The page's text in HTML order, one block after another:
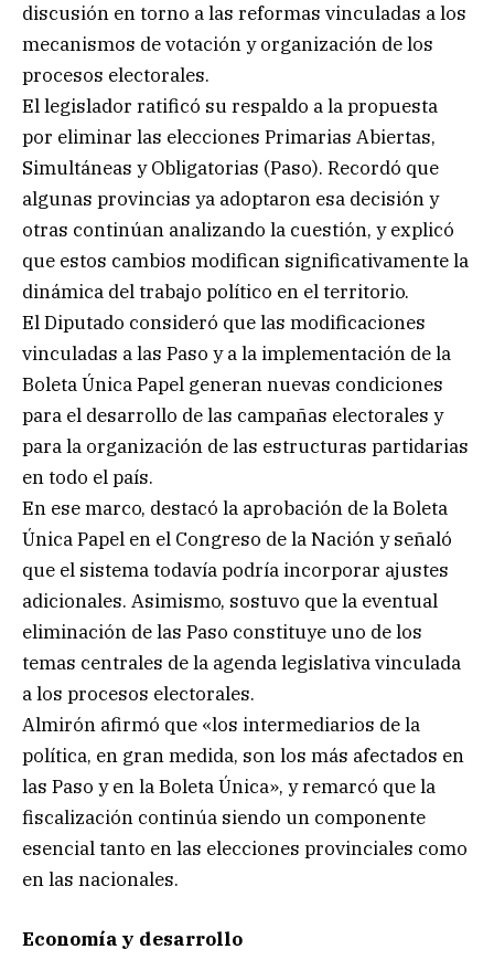
discusión en torno a las reformas vinculadas a los
mecanismos de votación y organización de los
procesos electorales.
El legislador ratificó su respaldo a la propuesta
por eliminar las elecciones Primarias Abiertas,
Simultáneas y Obligatorias (Paso). Recordó que
algunas provincias ya adoptaron esa decisión y
otras continúan analizando la cuestión, y explicó
que estos cambios modifican significativamente la
dinámica del trabajo político en el territorio.
El Diputado consideró que las modificaciones
vinculadas a las Paso y a la implementación de la
Boleta Única Papel generan nuevas condiciones
para el desarrollo de las campañas electorales y
para la organización de las estructuras partidarias
en todo el país.
En ese marco, destacó la aprobación de la Boleta
Única Papel en el Congreso de la Nación y señaló
que el sistema todavía podría incorporar ajustes
adicionales. Asimismo, sostuvo que la eventual
eliminación de las Paso constituye uno de los
temas centrales de la agenda legislativa vinculada
a los procesos electorales.
Almirón afirmó que «los intermediarios de la
política, en gran medida, son los más afectados en
las Paso y en la Boleta Única», y remarcó que la
fiscalización continúa siendo un componente
esencial tanto en las elecciones provinciales como
en las nacionales.
Economía y desarrollo